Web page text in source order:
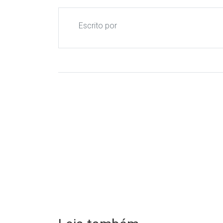
Escrito por